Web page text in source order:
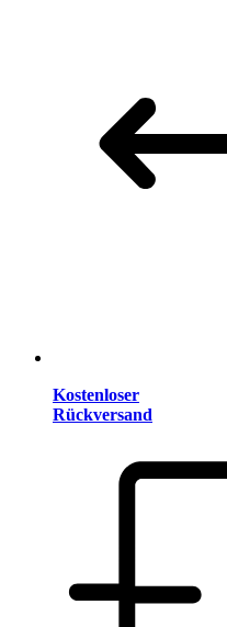
Kostenloser
Rückversand